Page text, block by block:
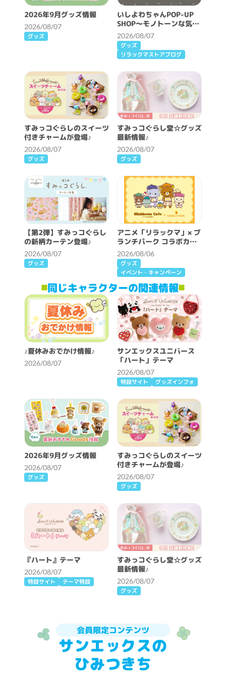
2026年9月グッズ情報
2026/08/07
グッズ
いしよわちゃんPOP-UP
SHOP～モノトーンな気分
～開催決定！
2026/08/07
グッズ
リラックマストアブログ
すみっコぐらしのスイーツ
付きチャームが登場♪
2026/08/07
グッズ
すみっコぐらし堂☆グッズ
最新情報♪
2026/08/07
グッズ
【第2弾】すみっコぐらし
の新柄カーテン登場♪
2026/08/07
グッズ
アニメ「リラックマ」× ブ
ランチパーク コラボカフ
ェ開催決定！
2026/08/06
グッズ
イベント・キャンペーン
同じキャラクターの関連情報
♪夏休みおでかけ情報♪
2026/08/07
サンエックスユニバース
「ハート」テーマ
2026/08/07
特設サイト グッズインフォ
2026年9月グッズ情報
2026/08/07
グッズ
すみっコぐらしのスイーツ
付きチャームが登場♪
2026/08/07
グッズ
『ハート』テーマ
2026/08/07
特設サイト テーマ特設
すみっコぐらし堂☆グッズ
最新情報♪
2026/08/07
グッズ
会員限定コンテンツ
サンエックスの
ひみつきち